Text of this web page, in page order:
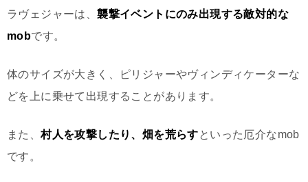
ラヴェジャーは、襲撃イベントにのみ出現する敵対的な
mobです。
体のサイズが大きく、ピリジャーやヴィンディケーターな
どを上に乗せて出現することがあります。
また、村人を攻撃したり、畑を荒らすといった厄介なmob
です。